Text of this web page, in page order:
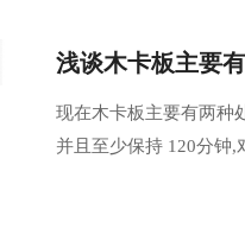
浅谈木卡板主要
现在木卡板主要有两种
并且至少保持 120分钟,